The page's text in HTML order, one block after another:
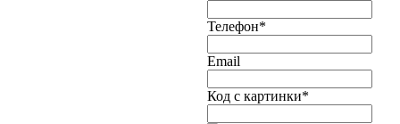
Телефон*
Email
Код с картинки*